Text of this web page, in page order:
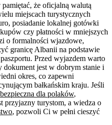
że oficjalną walutą
miejscach turystycznych
posiadanie lokalnej gotówki
czy płatności w mniejszych
o formalności wjazdowe,
granicę Albanii na podstawie
Przed wyjazdem warto
dokument jest w dobrym stanie i
okres, co zapewni
bałkańskim kraju. Jeśli
dla polaków,
przyjazny turystom, a wiedza o
, pozwoli Ci w pełni cieszyć